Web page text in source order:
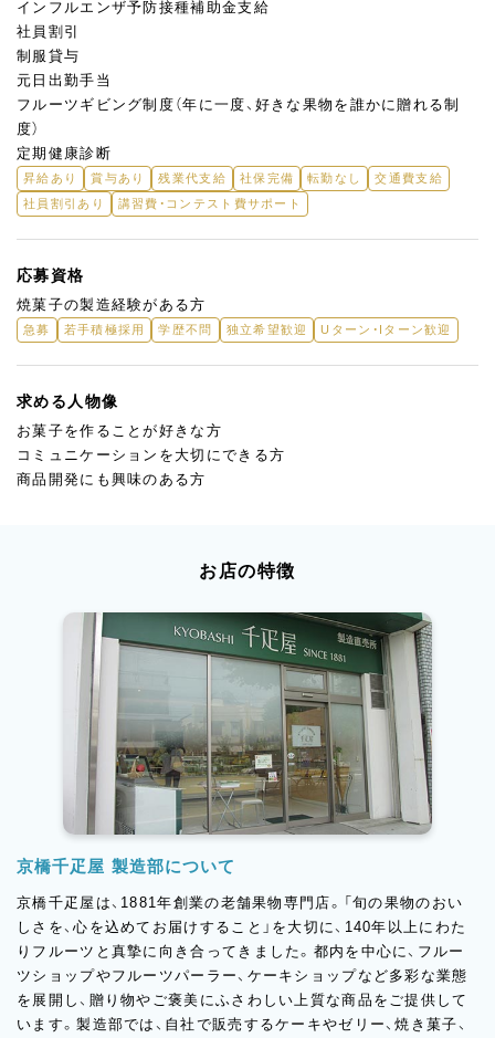
インフルエンザ予防接種補助金支給
社員割引
制服貸与
元日出勤手当
フルーツギビング制度（年に一度、好きな果物を誰かに贈れる制
度）
定期健康診断
昇給あり 賞与あり 残業代支給 社保完備 転勤なし
交通費支給
社員割引あり
講習費・コンテスト費サポート
応募資格
焼菓子の製造経験がある方
急募 若手積極採用 学歴不問 独立希望歓迎 Uターン・Iターン歓迎
求める人物像
お菓子を作ることが好きな方
コミュニケーションを大切にできる方
商品開発にも興味のある方
お店の特徴
京橋千疋屋 製造部について
京橋千疋屋は、1881年創業の老舗果物専門店。「旬の果物のおい
しさを、心を込めてお届けすること」を大切に、140年以上にわた
りフルーツと真摯に向き合ってきました。都内を中心に、フルー
ツショップやフルーツパーラー、ケーキショップなど多彩な業態
を展開し、贈り物やご褒美にふさわしい上質な商品をご提供して
います。製造部では、自社で販売するケーキやゼリー、焼き菓子、